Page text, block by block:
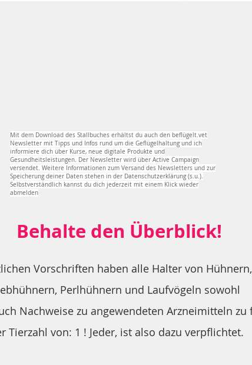
Behalte den Überblick!
Vorschriften haben alle Halter von
Perlhühnern und Laufvögeln sowohl
Nachweise zu angewendeten Arzneimitteln zu
Tierzahl von: 1 ! Jeder, ist also dazu verpflichtet.
Mit dem Download des Stallbuches erhältst du auch den beflügelt.vet
Newsletter mit Tipps und Infos rund um die Geflügelhaltung und ich
informiere dich über Kurse, neue digitale Produkte und
Gesundheitsleistungen. Der Newsletter wird über Active Campaign
versendet. Weitere Informationen zum Versand des Newsletters und zur
Speicherung deiner Daten stehen in der Datenschutzerklärung (s.u.).
Selbstverständlich kannst du dich jederzeit mit einem Klick wieder
abmelden